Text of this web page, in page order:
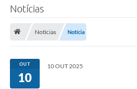
Legislação
Transparência
Notícias
Notícias Notícia
OUT
10
10 OUT 2025